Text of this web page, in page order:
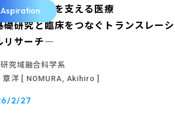
Aspiration
タルがヒトを支える医療
研究と臨床をつなぐトランスレー
リサーチ―
究域融合科学系
章洋 [ NOMURA, Akihiro ]
2/27